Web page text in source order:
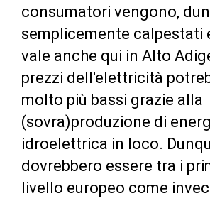
consumatori vengono,
semplicemente calpestati
vale anche qui in Alto
prezzi dell'elettricità
molto più bassi grazie alla
(sovra)produzione di
idroelettrica in loco.
dovrebbero essere tra i
livello europeo come